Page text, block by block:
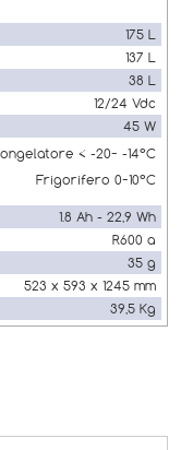
175 L
137 L
38 L
12/24 Vdc
45 W
< -20~ -14°C
Frigorifero 0~10°C
1.8 Ah - 22,9 Wh
R600 a
35 g
523 x 593 x 1245 mm
39,5 Kg